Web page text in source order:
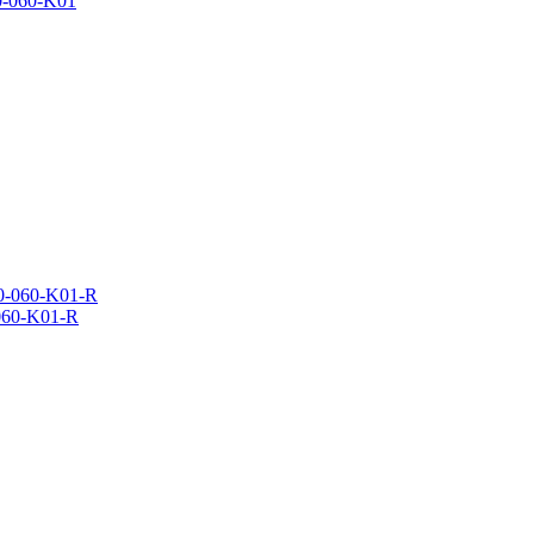
K01-R